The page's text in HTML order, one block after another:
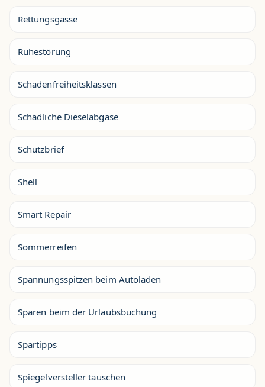
Rettungsgasse
Ruhestörung
Schadenfreiheitsklassen
Schädliche Dieselabgase
Schutzbrief
Shell
Smart Repair
Sommerreifen
Spannungsspitzen beim Autoladen
Sparen beim der Urlaubsbuchung
Spartipps
Spiegelversteller tauschen